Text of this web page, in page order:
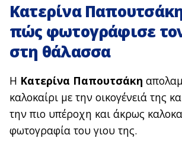
Κατερίνα
πώς φωτογράφισε
στη θάλασσα
Η Κατερίνα Παπουτσάκη
καλοκαίρι με την οικογένειά της
την πιο υπέροχη και άκρως
φωτογραφία του γιου της.